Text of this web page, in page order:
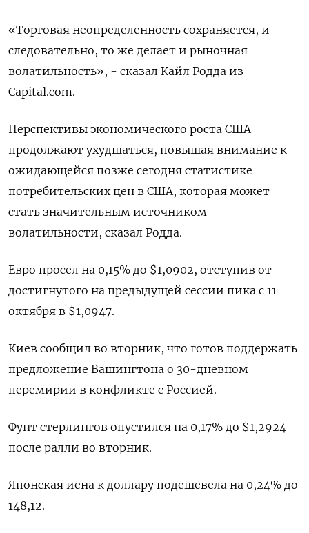
«Торговая неопределенность сохраняется, и
следовательно, то же делает и рыночная
волатильность», - сказал Кайл Родда из
Capital.com.
Перспективы экономического роста США
продолжают ухудшаться, повышая внимание к
ожидающейся позже сегодня статистике
потребительских цен в США, которая может
стать значительным источником
волатильности, сказал Родда.
Евро просел на 0,15% до $1,0902​, отступив от
достигнутого на предыдущей сессии пика с 11
октября в $1,0947.
Киев сообщил во вторник, что готов поддержать
предложение Вашингтона о 30-дневном
перемирии в конфликте с Россией.
Фунт стерлингов опустился на 0,17% до $1,2924​
после ралли во вторник.
Японская иена к доллару подешевела на 0,24%​ до
148,12.